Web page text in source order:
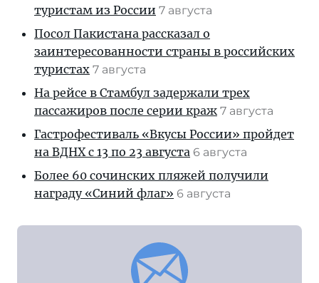
туристам из России 7 августа
Посол Пакистана рассказал о
заинтересованности страны в российских
туристах 7 августа
На рейсе в Стамбул задержали трех
пассажиров после серии краж 7 августа
Гастрофестиваль «Вкусы России» пройдет
на ВДНХ с 13 по 23 августа 6 августа
Более 60 сочинских пляжей получили
награду «Синий флаг» 6 августа